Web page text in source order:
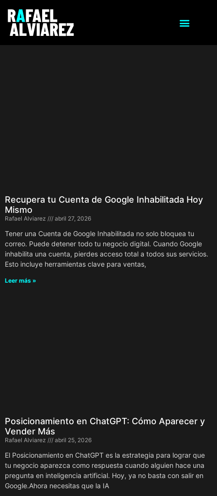
Recupera tu Cuenta de Google Inhabilitada Hoy
Mismo
Rafael Alviarez abril 27, 2026
Tener una Cuenta de Google Inhabilitada no solo bloquea tu
correo. Puede detener todo tu negocio digital. Cuando Google
inhabilita una cuenta, pierdes acceso total a todos sus servicios.
Esto incluye herramientas clave para ventas,
Leer más »
Posicionamiento en ChatGPT: Cómo Aparecer y
Vender Más
Rafael Alviarez abril 25, 2026
El Posicionamiento en ChatGPT es la estrategia para lograr que
tu negocio aparezca como respuesta cuando alguien hace una
pregunta en inteligencia artificial. Hoy, ya no basta con salir en
Google.Ahora necesitas que la IA